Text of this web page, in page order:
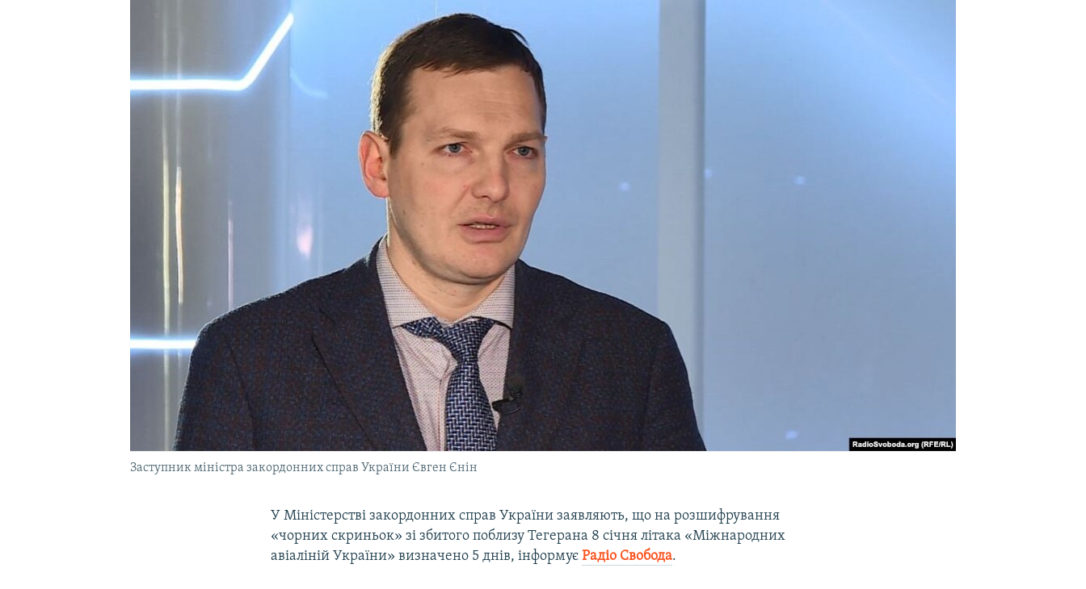
Заступник міністра закордонних справ України Євген Єнін
У Міністерстві закордонних справ України заявляють, що на розшифрування
«чорних скриньок» зі збитого поблизу Тегерана 8 січня літака «Міжнародних
авіаліній України» визначено 5 днів, інформуєРадіо Свобода.